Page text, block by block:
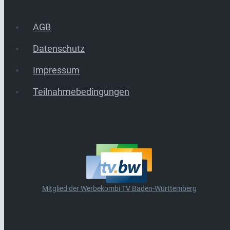
AGB
Datenschutz
Impressum
Teilnahmebedingungen
Mitglied der Werbekombi TV Baden-Württemberg